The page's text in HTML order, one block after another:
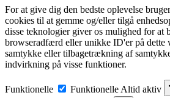
For at give dig den bedste oplevelse
cookies til at gemme og/eller tilgå
disse teknologier giver os mulighed for at
browseradfærd eller unikke ID'er på dette
samtykke eller tilbagetrækning af
indvirkning på visse funktioner.
Funktionelle Funktionelle Altid aktiv